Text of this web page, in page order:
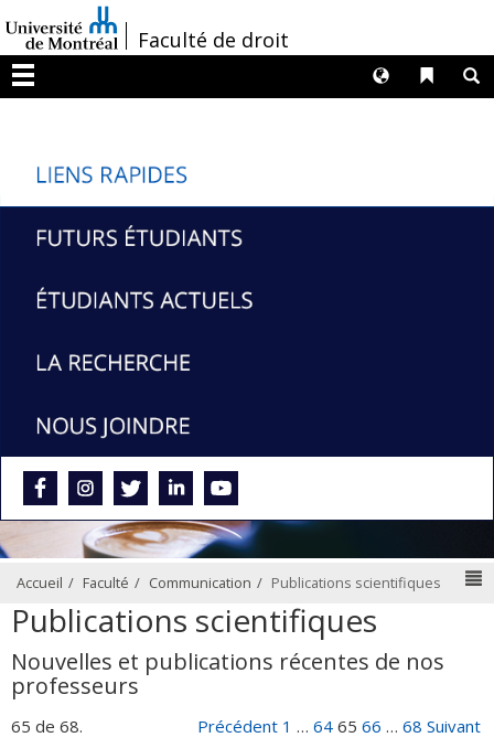
au
contenu
/Faculté de droit
Menu
Liens
Langues
Accueil Faculté Communication Publications scientifiques
Publications scientifiques
Nouvelles et publications récentes de nos
professeurs
65 de 68. Précédent 1 … 64 65 66 … 68 Suivant